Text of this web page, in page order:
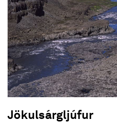
Jökulsárgljúfur